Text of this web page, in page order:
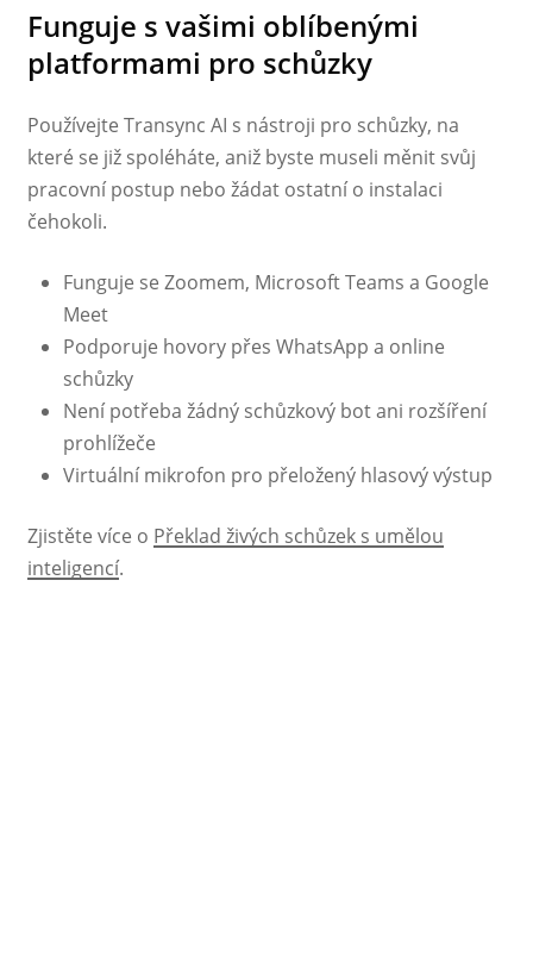
Funguje s vašimi oblíbenými
platformami pro schůzky
Používejte Transync AI s nástroji pro schůzky, na
které se již spoléháte, aniž byste museli měnit svůj
pracovní postup nebo žádat ostatní o instalaci
čehokoli.
Funguje se Zoomem, Microsoft Teams a Google
Meet
Podporuje hovory přes WhatsApp a online
schůzky
Není potřeba žádný schůzkový bot ani rozšíření
prohlížeče
Virtuální mikrofon pro přeložený hlasový výstup
Zjistěte více o Překlad živých schůzek s umělou
inteligencí.